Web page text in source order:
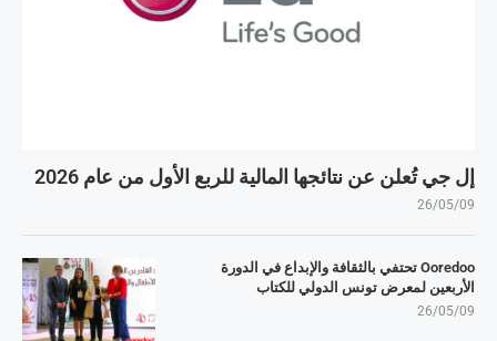
إل جي تُعلن عن نتائجها المالية للربع الأول من عام 2026
26/05/09
Ooredoo تحتفي بالثقافة والإبداع في الدورة
الأربعين لمعرض تونس الدولي للكتاب
26/05/09